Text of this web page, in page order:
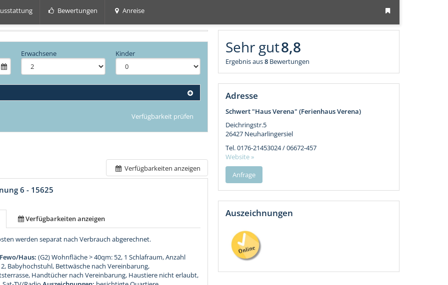
Bewertungen Anreise
Erwachsene Kinder
Verfügbarkeit prüfen
Verfügbarkeiten anzeigen
6 - 15625
Verfügbarkeiten anzeigen
werden separat nach Verbrauch abgerechnet.
Haus:(G2) Wohnfläche > 40qm: 52, 1 Schlafraum, Anzahl
Babyhochstuhl, Bettwäsche nach Vereinbarung,
Handtücher nach Vereinbarung, Haustiere nicht erlaubt,
Sehr gut8,8
Ergebnis aus8 Bewertungen
Adresse
Schwert "Haus Verena" (Ferienhaus Verena)
Deichringstr.5
26427 Neuharlingersiel
Tel.0176-21453024 / 06672-457
Website »
Anfrage
Auszeichnungen